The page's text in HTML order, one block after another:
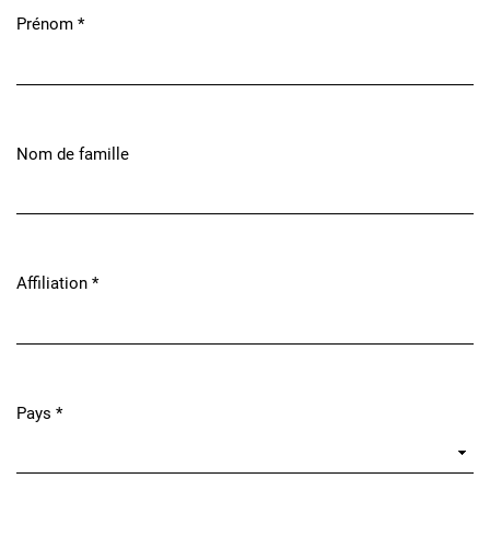
Prénom *
Nom de famille
Affiliation *
Pays *